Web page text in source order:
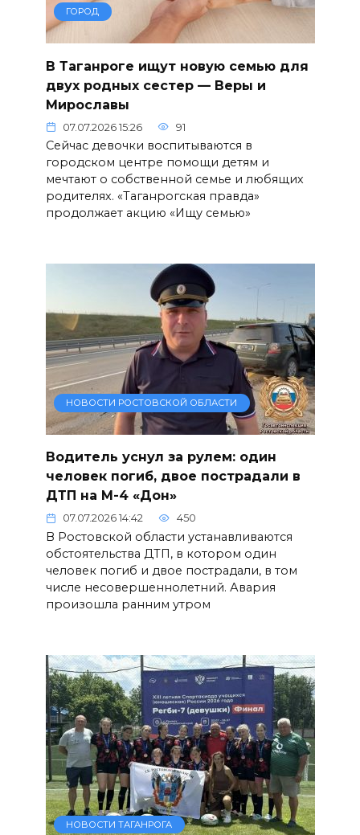
ГОРОД
В Таганроге ищут новую семью для
двух родных сестер — Веры и
Мирославы
07.07.2026 15:26 91
Сейчас девочки воспитываются в
городском центре помощи детям и
мечтают о собственной семье и любящих
родителях. «Таганрогская правда»
продолжает акцию «Ищу семью»
НОВОСТИ РОСТОВСКОЙ ОБЛАСТИ
Водитель уснул за рулем: один
человек погиб, двое пострадали в
ДТП на М-4 «Дон»
07.07.2026 14:42 450
В Ростовской области устанавливаются
обстоятельства ДТП, в котором один
человек погиб и двое пострадали, в том
числе несовершеннолетний. Авария
произошла ранним утром
НОВОСТИ ТАГАНРОГА